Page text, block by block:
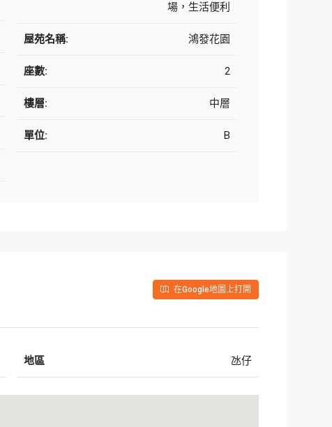
場，生活便利
屋苑名稱: 鴻發花園
座數: 2
樓層: 中層
單位: B
在Google地圖上打開
地區 氹仔